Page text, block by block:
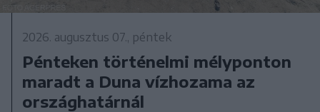
2026. augusztus 07., péntek
Pénteken történelmi mélyponton
maradt a Duna vízhozama az
országhatárnál